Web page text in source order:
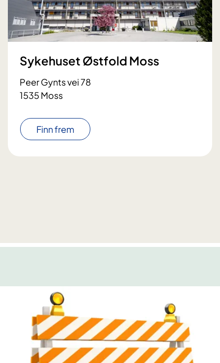
Sykehuset Østfold Moss
Peer Gynts vei 78
1535 Moss
Finn frem